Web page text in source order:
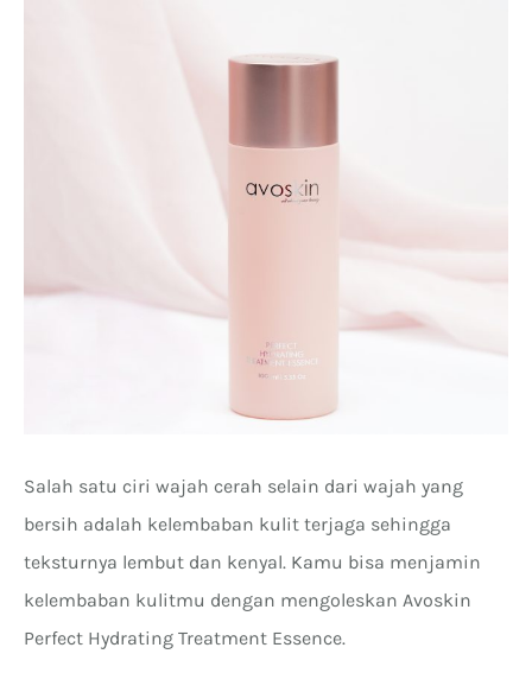
Salah satu ciri wajah cerah selain dari wajah yang
bersih adalah kelembaban kulit terjaga sehingga
teksturnya lembut dan kenyal. Kamu bisa menjamin
kelembaban kulitmu dengan mengoleskan Avoskin
Perfect Hydrating Treatment Essence.